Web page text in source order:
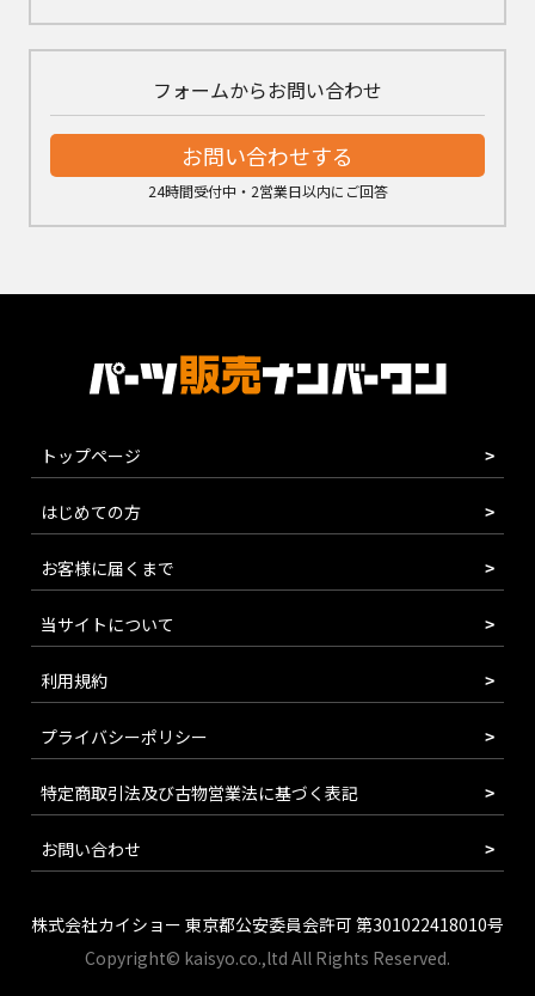
フォームからお問い合わせ
お問い合わせする
24時間受付中・2営業日以内にご回答
トップページ
はじめての方
お客様に届くまで
当サイトについて
利用規約
プライバシーポリシー
特定商取引法及び古物営業法に基づく表記
お問い合わせ
株式会社カイショー 東京都公安委員会許可 第301022418010号
Copyright© kaisyo.co.,ltd All Rights Reserved.